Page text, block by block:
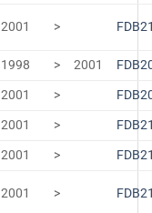
2001 >
1998 > 2001
2001 >
2001 >
2001 >
2001 >